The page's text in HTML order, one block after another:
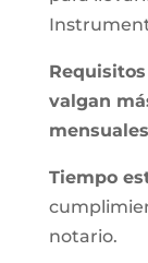
valgan
Tiempo
notario.